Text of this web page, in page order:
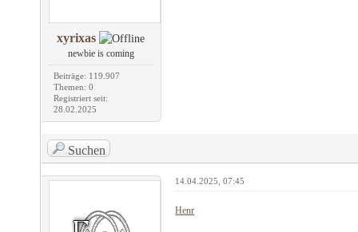
xyrixas
newbie is coming
Beiträge: 119.907
Themen: 0
Registriert seit:
28.02.2025
Suchen
14.04.2025, 07:45
Henr